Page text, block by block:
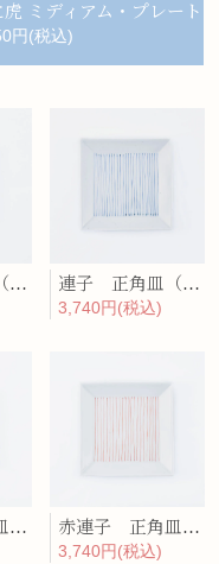
虎 ミディアム・プレート
円(税込)
連子 正角皿（中）
連子 正角皿（大）
3,740円(税込)
赤連子 正角皿（中）
赤連子 正角皿（大）
3,740円(税込)